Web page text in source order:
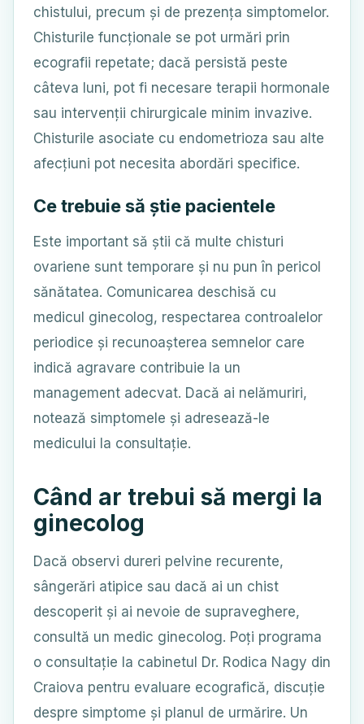
chistului, precum și de prezența simptomelor.
Chisturile funcționale se pot urmări prin
ecografii repetate; dacă persistă peste
câteva luni, pot fi necesare terapii hormonale
sau intervenții chirurgicale minim invazive.
Chisturile asociate cu endometrioza sau alte
afecțiuni pot necesita abordări specifice.
Ce trebuie să știe pacientele
Este important să știi că multe chisturi
ovariene sunt temporare și nu pun în pericol
sănătatea. Comunicarea deschisă cu
medicul ginecolog, respectarea controalelor
periodice și recunoașterea semnelor care
indică agravare contribuie la un
management adecvat. Dacă ai nelămuriri,
notează simptomele și adresează-le
medicului la consultație.
Când ar trebui să mergi la
ginecolog
Dacă observi dureri pelvine recurente,
sângerări atipice sau dacă ai un chist
descoperit și ai nevoie de supraveghere,
consultă un medic ginecolog. Poți programa
o consultație la cabinetul Dr. Rodica Nagy din
Craiova pentru evaluare ecografică, discuție
despre simptome și planul de urmărire. Un